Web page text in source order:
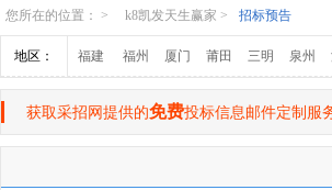
您所在的位置： > k8凯发天生赢家 > 招标预告
地区： 福建 福州 厦门 莆田 三明 泉州
获取采招网提供的免费投标信息邮件定制服